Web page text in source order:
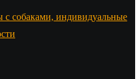
с собаками, индивидуальные